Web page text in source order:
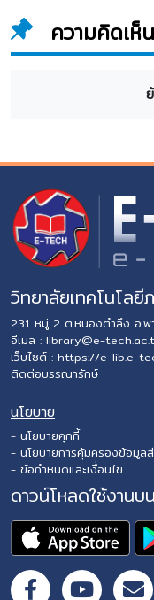
ความคิดเห็น
วิทยาลัยเทคโนโลยี
231 หมู่ 2 ต.หนองตำลึง อ.
อีเมล : library@e-
เว็บไซต์ : https://e-lib.e-
ติดต่อบรรณารักษ์
นโยบาย
- นโยบายคุกกี้
- นโยบายการคุ้มครองข้อมูล
- ข้อกำหนดและเงื่อนไข
ดาวน์โหลดใช้งาน